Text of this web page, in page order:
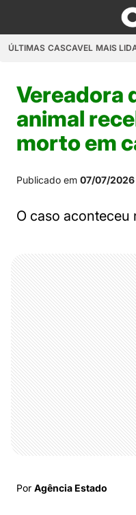
ÚLTIMAS CASCAVEL MAIS
Vereadora
animal
morto em
Publicado em 07/07/2026
O caso aconteceu
Por Agência Estado